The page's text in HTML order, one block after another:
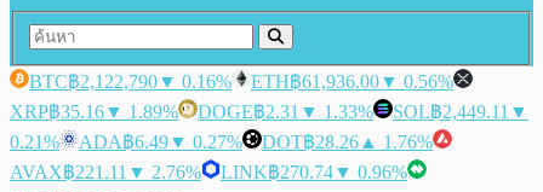
BTC฿2,122,790▼ 0.16% ETH฿61,936.00▼ 0.56%
XRP฿35.16▼ 1.89% DOGE฿2.31 ▼ 1.33% SOL฿2,449.11 ▼
0.21%
ADA฿6.49▼ 0.27% DOT฿28.26 ▲ 1.76%
AVAX฿221.11 ▼ 2.76% LINK฿270.74▼ 0.96%